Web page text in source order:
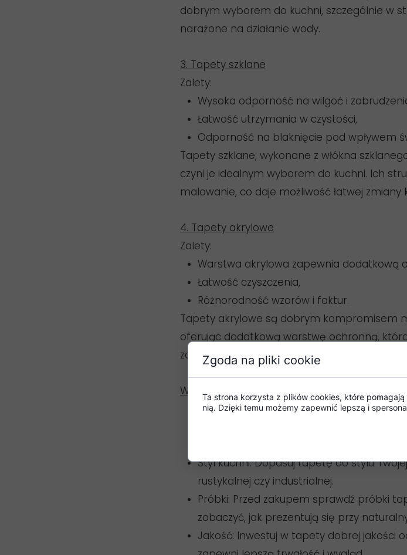
dobrym wyborem do kuchni, szczególnie w
narażone na działanie wody.
3. Tapety szklane
Zalety:
Wysoka odporność na wilgoć i
Łatwość utrzymania w czystości,
Odporność na blaknięcie pod wpływem
Tapety szklane, wykonane z włókna
czyni je idealnym wyborem do kuchni. Ich
malowanie, co daje możliwość łatwej zmiany
4. Tapety akrylowe
Zalety:
Warstwa akrylowa zapewnia dodatkową
Łatwość czyszczenia,
Różnorodność wzorów i faktur.
Tapety akrylowe są dobrym kompromisem
oferując dodatkową warstwę ochronną,
zabrudzeniami.
Wskazówki przy wyborze tapety do kuchni:
Strefy narażone na wilgoć: Do obszarów
wysokiej odporności na wilgoć i łatwości
Styl kuchni: Dopasuj tapetę do stylu
rustykalnej czy industrialnej.
Próbki: Przed zakupem sprawdź próbki
zobaczyć, jak prezentują się przy
Jakość: Inwestuj w tapety dobrej jakości
Zgoda na pliki cookie
Ta strona korzysta z plików cookies, które
nią. Dzięki temu możemy zapewnić lepszą i